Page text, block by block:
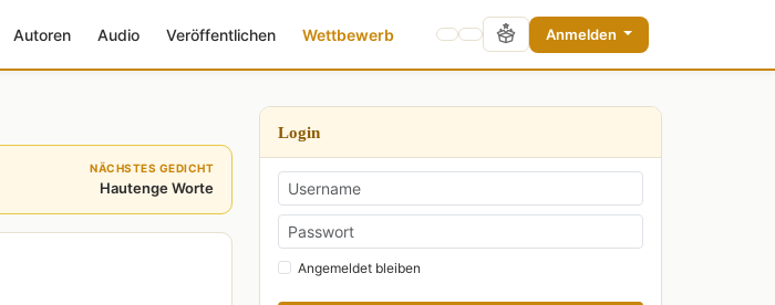
Autoren Audio Veröffentlichen Wettbewerb Anmelden
NÄCHSTES GEDICHT
Hautenge Worte
Login
Angemeldet bleiben